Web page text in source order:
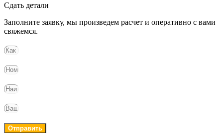
Сдать детали
Заполните заявку, мы произведем расчет и оперативно с вами
свяжемся.
Отправить